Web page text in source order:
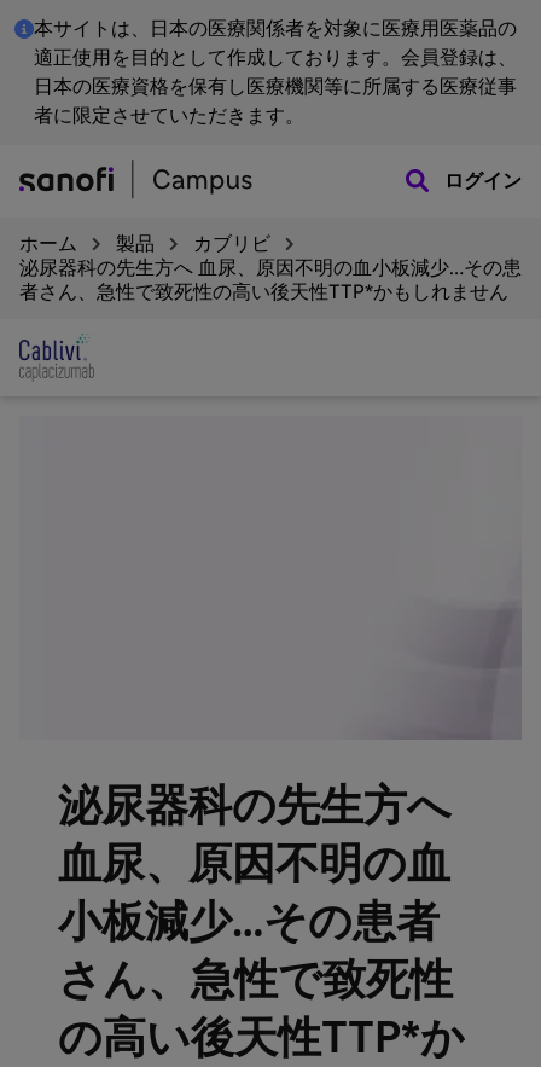
本サイトは、日本の医療関係者を対象に医療用医薬品の
適正使用を目的として作成しております。会員登録は、
日本の医療資格を保有し医療機関等に所属する医療従事
者に限定させていただきます。
ログイン
ホーム 製品
カブリビ
泌尿器科の先生方へ 血尿、原因不明の血小板減少…その患
者さん、急性で致死性の高い後天性TTP*かもしれません
泌尿器科の先生方へ
血尿、原因不明の血
小板減少…その患者
さん、急性で致死性
の高い後天性TTP*か